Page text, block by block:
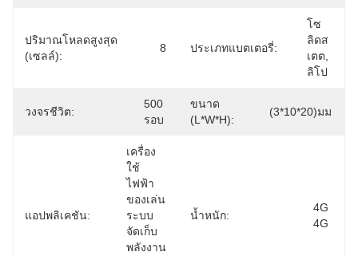
ปริมาณโหลดสูงสุด
(เซลล์):
8 ประเภทแบตเตอรี่:
โซ
ลิดส
เตต,
ลิโป
วงจรชีวิต:
500
รอบ
ขนาด
(L*W*H):
(3*10*20)มม
แอปพลิเคชัน:
เครื่อง
ใช้
ไฟฟ้า
ของเล่น
ระบบ
จัดเก็บ
พลังงาน
น้ำหนัก:
4G
4G